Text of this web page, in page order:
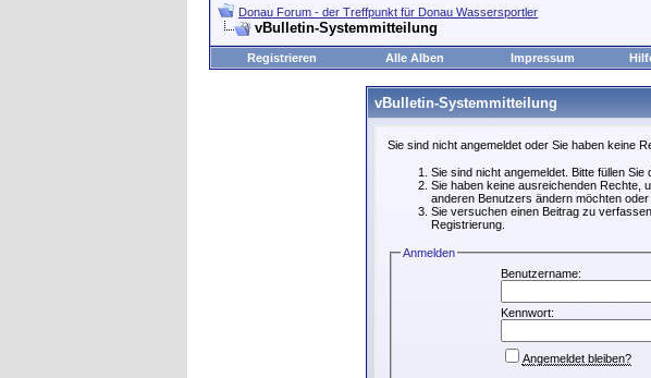
Donau Forum - der Treffpunkt für Donau Wassersportler
vBulletin-Systemmitteilung
Registrieren
Alle Alben Impressum
vBulletin-Systemmitteilung
Sie sind nicht angemeldet oder Sie haben keine
Sie sind nicht angemeldet. Bitte füllen
Sie haben keine ausreichenden Rechte,
anderen Benutzers ändern möchten
Sie versuchen einen Beitrag zu
Registrierung.
Anmelden
Benutzername:
Kennwort:
Angemeldet bleiben?